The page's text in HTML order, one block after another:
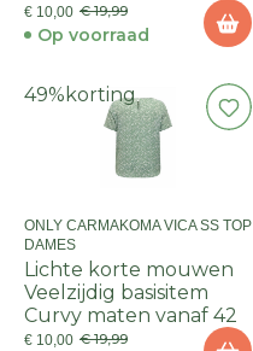
€ 10,00 € 19,99
Op voorraad
49% korting
ONLY CARMAKOMA VICA SS TOP
DAMES
Lichte korte mouwen
Veelzijdig basisitem
Curvy maten vanaf 42
€ 10,00 € 19,99